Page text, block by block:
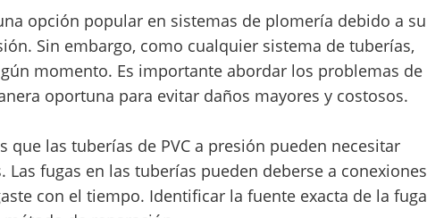
opción popular en sistemas de plomería debido a su
Sin embargo, como cualquier sistema de tuberías,
momento. Es importante abordar los problemas de
oportuna para evitar daños mayores y costosos.
que las tuberías de PVC a presión pueden necesitar
Las fugas en las tuberías pueden deberse a conexiones
con el tiempo. Identificar la fuente exacta de la fuga